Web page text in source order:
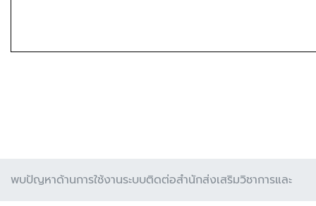
พบปัญหาด้านการใช้งานระบบติดต่อสำนักส่งเสริมวิชาการและ